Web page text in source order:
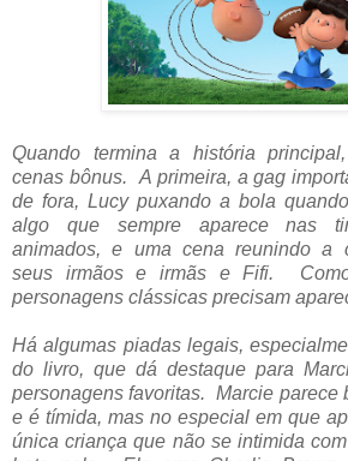
Quando termina a história
cenas bônus. A primeira, a gag
de fora, Lucy puxando a bola
algo que sempre aparece nas
animados, e uma cena reunindo a
seus irmãos e irmãs e Fifi.
personagens clássicas precisam
Há algumas piadas legais,
do livro, que dá destaque para
personagens favoritas. Marcie parece
e é tímida, mas no especial em que
única criança que não se intimida